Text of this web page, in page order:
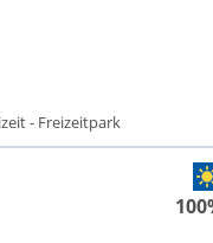
- Freizeitpark